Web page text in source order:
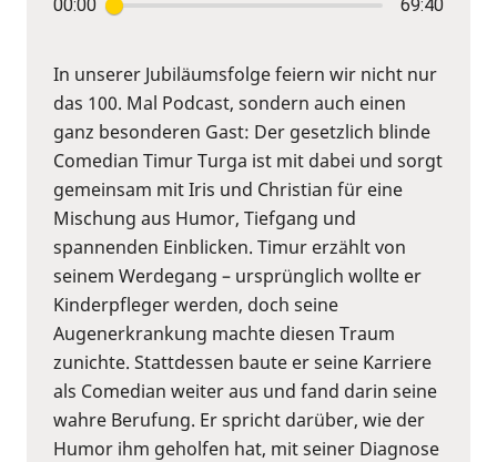
00:00 69:40
In unserer Jubiläumsfolge feiern wir nicht nur
das 100. Mal Podcast, sondern auch einen
ganz besonderen Gast: Der gesetzlich blinde
Comedian Timur Turga ist mit dabei und sorgt
gemeinsam mit Iris und Christian für eine
Mischung aus Humor, Tiefgang und
spannenden Einblicken. Timur erzählt von
seinem Werdegang – ursprünglich wollte er
Kinderpfleger werden, doch seine
Augenerkrankung machte diesen Traum
zunichte. Stattdessen baute er seine Karriere
als Comedian weiter aus und fand darin seine
wahre Berufung. Er spricht darüber, wie der
Humor ihm geholfen hat, mit seiner Diagnose